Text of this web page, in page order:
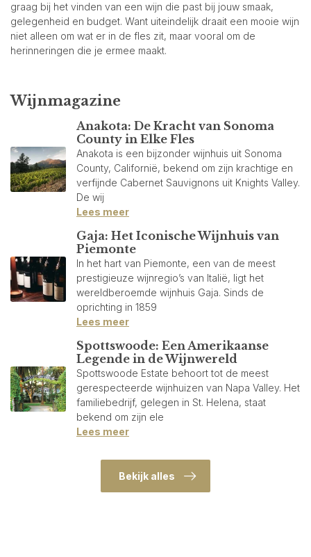
graag bij het vinden van een wijn die past bij jouw smaak,
gelegenheid en budget. Want uiteindelijk draait een mooie wijn
niet alleen om wat er in de fles zit, maar vooral om de
herinneringen die je ermee maakt.
Wijnmagazine
Anakota: De Kracht van Sonoma
County in Elke Fles
Anakota is een bijzonder wijnhuis uit Sonoma
County, Californië, bekend om zijn krachtige en
verfijnde Cabernet Sauvignons uit Knights Valley.
De wij
Lees meer
Gaja: Het Iconische Wijnhuis van
Piemonte
In het hart van Piemonte, een van de meest
prestigieuze wijnregio’s van Italië, ligt het
wereldberoemde wijnhuis Gaja. Sinds de
oprichting in 1859
Lees meer
Spottswoode: Een Amerikaanse
Legende in de Wijnwereld
Spottswoode Estate behoort tot de meest
gerespecteerde wijnhuizen van Napa Valley. Het
familiebedrijf, gelegen in St. Helena, staat
bekend om zijn ele
Lees meer
Bekijk alles